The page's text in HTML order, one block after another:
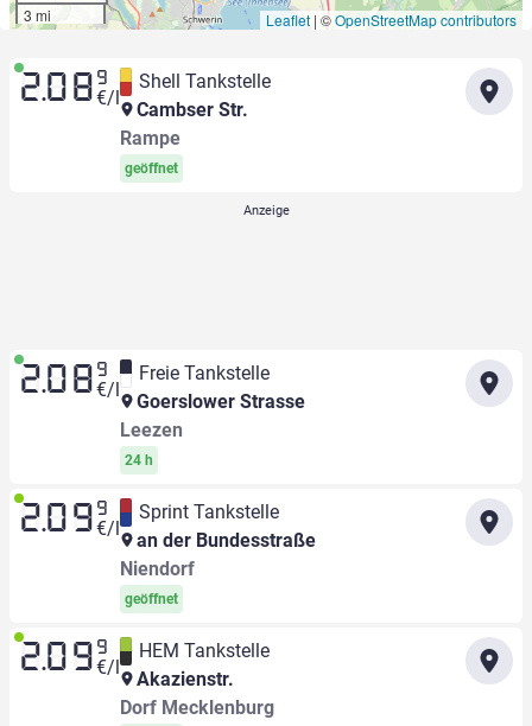
3 mi
Leaflet | ©OpenStreetMap contributors
2.08 9
€/l
Shell Tankstelle
Cambser Str.
Rampe
geöffnet
2.08 9
€/l
Freie Tankstelle
Goerslower Strasse
Leezen
24 h
2.09 9
€/l
Sprint Tankstelle
an der Bundesstraße
Niendorf
geöffnet
2.09 9
€/l
HEM Tankstelle
Akazienstr.
Dorf Mecklenburg